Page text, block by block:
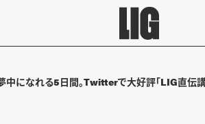
中になれる5日間。Twitterで大好評「LIG直伝講